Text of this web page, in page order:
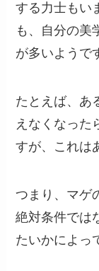
する力士もい
も、自分の美
が多いようで
たとえば、あ
えなくなった
すが、これは
つまり、マゲ
絶対条件では
たいかによっ